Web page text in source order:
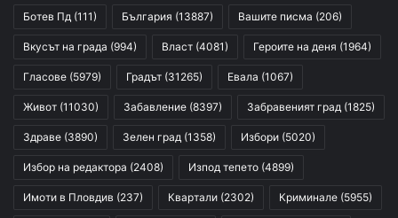
Ботев Пд (111) България (13887) Вашите писма (206)
Вкусът на града (994) Власт (4081) Героите на деня (1964)
Гласове (5979) Градът (31265) Евала (1067)
Живот (11030) Забавление (8397) Забравеният град (1825)
Здраве (3890) Зелен град (1358) Избори (5020)
Избор на редактора (2408) Изпод тепето (4899)
Имоти в Пловдив (237) Квартали (2302) Криминале (5955)